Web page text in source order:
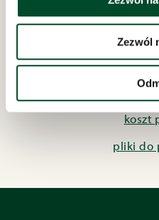
Zezwól
procedury
deklaracja
obowiązek
projekty
koszt
pliki do